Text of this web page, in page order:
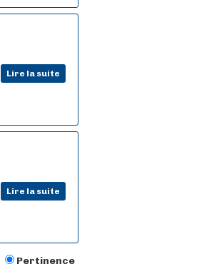
Lire la suite
Lire la suite
Pertinence